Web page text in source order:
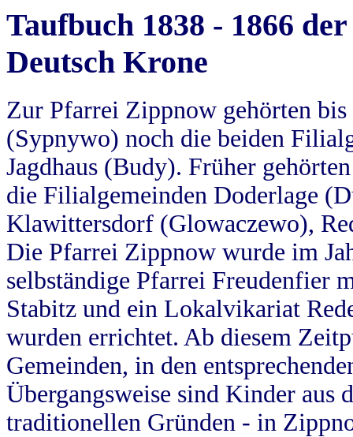
Taufbuch 1838 - 1866
Deutsch Krone
Zur Pfarrei Zippnow gehörten
(Sypnywo) noch die beiden
Jagdhaus (Budy). Früher
die Filialgemeinden Doderlage
Klawittersdorf (Glowaczewo),
Die Pfarrei Zippnow wurde im
selbständige Pfarrei Freudenfier
Stabitz und ein Lokalvikariat
wurden errichtet. Ab diesem
Gemeinden, in den
Übergangsweise sind Kinder aus
traditionellen Gründen - in